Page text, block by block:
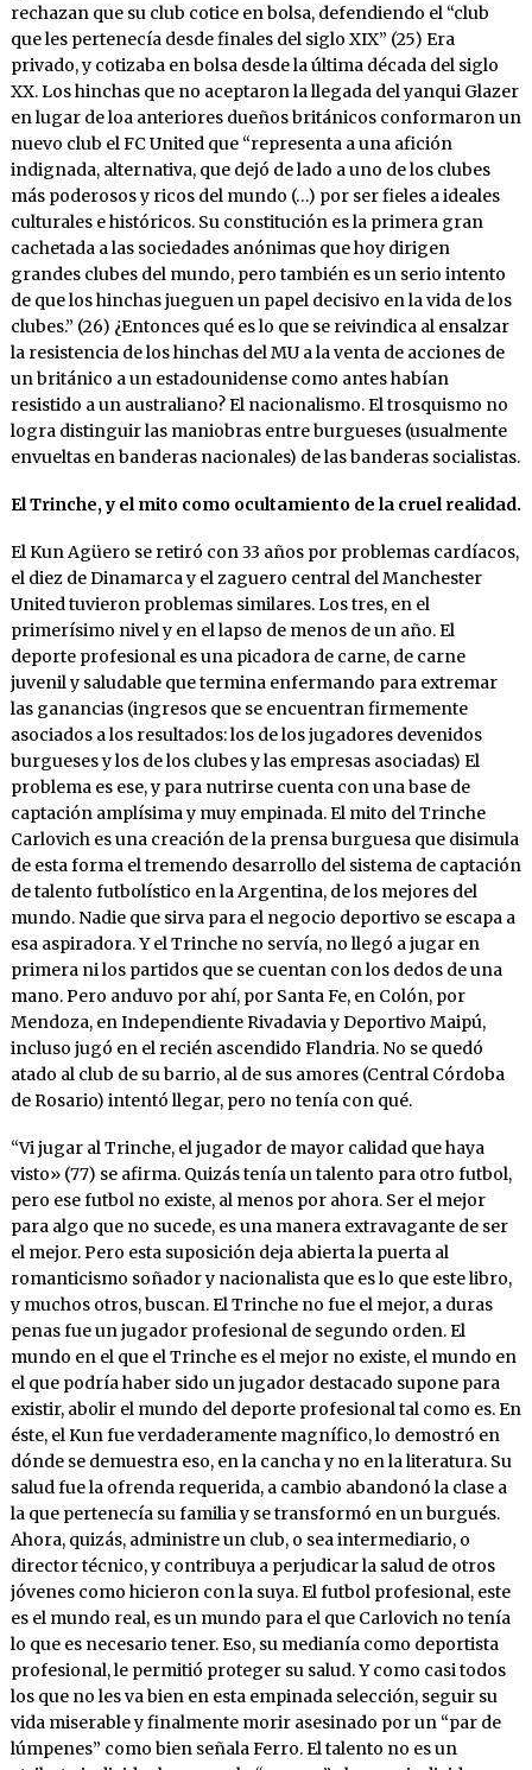
rechazan que su club cotice en bolsa, defendiendo el “club
que les pertenecía desde finales del siglo XIX” (25) Era
privado, y cotizaba en bolsa desde la última década del siglo
XX. Los hinchas que no aceptaron la llegada del yanqui Glazer
en lugar de loa anteriores dueños británicos conformaron un
nuevo club el FC United que “representa a una afición
indignada, alternativa, que dejó de lado a uno de los clubes
más poderosos y ricos del mundo (…) por ser fieles a ideales
culturales e históricos. Su constitución es la primera gran
cachetada a las sociedades anónimas que hoy dirigen
grandes clubes del mundo, pero también es un serio intento
de que los hinchas jueguen un papel decisivo en la vida de los
clubes.” (26) ¿Entonces qué es lo que se reivindica al ensalzar
la resistencia de los hinchas del MU a la venta de acciones de
un británico a un estadounidense como antes habían
resistido a un australiano? El nacionalismo. El trosquismo no
logra distinguir las maniobras entre burgueses (usualmente
envueltas en banderas nacionales) de las banderas socialistas.
El Trinche, y el mito como ocultamiento de la cruel realidad.
El Kun Agüero se retiró con 33 años por problemas cardíacos,
el diez de Dinamarca y el zaguero central del Manchester
United tuvieron problemas similares. Los tres, en el
primerísimo nivel y en el lapso de menos de un año. El
deporte profesional es una picadora de carne, de carne
juvenil y saludable que termina enfermando para extremar
las ganancias (ingresos que se encuentran firmemente
asociados a los resultados: los de los jugadores devenidos
burgueses y los de los clubes y las empresas asociadas) El
problema es ese, y para nutrirse cuenta con una base de
captación amplísima y muy empinada. El mito del Trinche
Carlovich es una creación de la prensa burguesa que disimula
de esta forma el tremendo desarrollo del sistema de captación
de talento futbolístico en la Argentina, de los mejores del
mundo. Nadie que sirva para el negocio deportivo se escapa a
esa aspiradora. Y el Trinche no servía, no llegó a jugar en
primera ni los partidos que se cuentan con los dedos de una
mano. Pero anduvo por ahí, por Santa Fe, en Colón, por
Mendoza, en Independiente Rivadavia y Deportivo Maipú,
incluso jugó en el recién ascendido Flandria. No se quedó
atado al club de su barrio, al de sus amores (Central Córdoba
de Rosario) intentó llegar, pero no tenía con qué.
“Vi jugar al Trinche, el jugador de mayor calidad que haya
visto» (77) se afirma. Quizás tenía un talento para otro futbol,
pero ese futbol no existe, al menos por ahora. Ser el mejor
para algo que no sucede, es una manera extravagante de ser
el mejor. Pero esta suposición deja abierta la puerta al
romanticismo soñador y nacionalista que es lo que este libro,
y muchos otros, buscan. El Trinche no fue el mejor, a duras
penas fue un jugador profesional de segundo orden. El
mundo en el que el Trinche es el mejor no existe, el mundo en
el que podría haber sido un jugador destacado supone para
existir, abolir el mundo del deporte profesional tal como es. En
éste, el Kun fue verdaderamente magnífico, lo demostró en
dónde se demuestra eso, en la cancha y no en la literatura. Su
salud fue la ofrenda requerida, a cambio abandonó la clase a
la que pertenecía su familia y se transformó en un burgués.
Ahora, quizás, administre un club, o sea intermediario, o
director técnico, y contribuya a perjudicar la salud de otros
jóvenes como hicieron con la suya. El futbol profesional, este
es el mundo real, es un mundo para el que Carlovich no tenía
lo que es necesario tener. Eso, su medianía como deportista
profesional, le permitió proteger su salud. Y como casi todos
los que no les va bien en esta empinada selección, seguir su
vida miserable y finalmente morir asesinado por un “par de
lúmpenes” como bien señala Ferro. El talento no es un